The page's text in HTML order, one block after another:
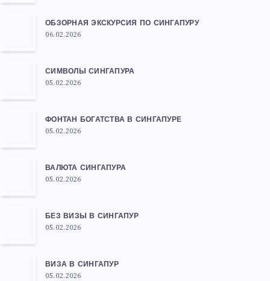
ОБЗОРНАЯ ЭКСКУРСИЯ ПО СИНГАПУРУ
06.02.2026
СИМВОЛЫ СИНГАПУРА
05.02.2026
ФОНТАН БОГАТСТВА В СИНГАПУРЕ
05.02.2026
ВАЛЮТА СИНГАПУРА
05.02.2026
БЕЗ ВИЗЫ В СИНГАПУР
05.02.2026
ВИЗА В СИНГАПУР
05.02.2026